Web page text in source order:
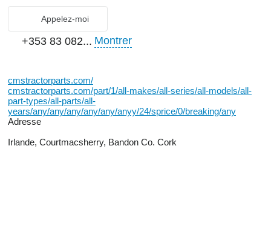
Appelez-moi
+353 83 082... Montrer
cmstractorparts.com/
cmstractorparts.com/part/1/all-makes/all-series/all-models/all-
part-types/all-parts/all-
years/any/any/any/any/any/anyy/24/sprice/0/breaking/any
Adresse
Irlande, Courtmacsherry, Bandon Co. Cork